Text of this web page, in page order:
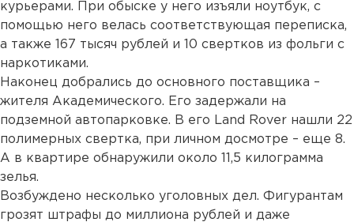
курьерами. При обыске у него изъяли ноутбук, с
помощью него велась соответствующая переписка,
а также 167 тысяч рублей и 10 свертков из фольги с
наркотиками.
Наконец добрались до основного поставщика –
жителя Академического. Его задержали на
подземной автопарковке. В его Land Rover нашли 22
полимерных свертка, при личном досмотре – еще 8.
А в квартире обнаружили около 11,5 килограмма
зелья.
Возбуждено несколько уголовных дел. Фигурантам
грозят штрафы до миллиона рублей и даже